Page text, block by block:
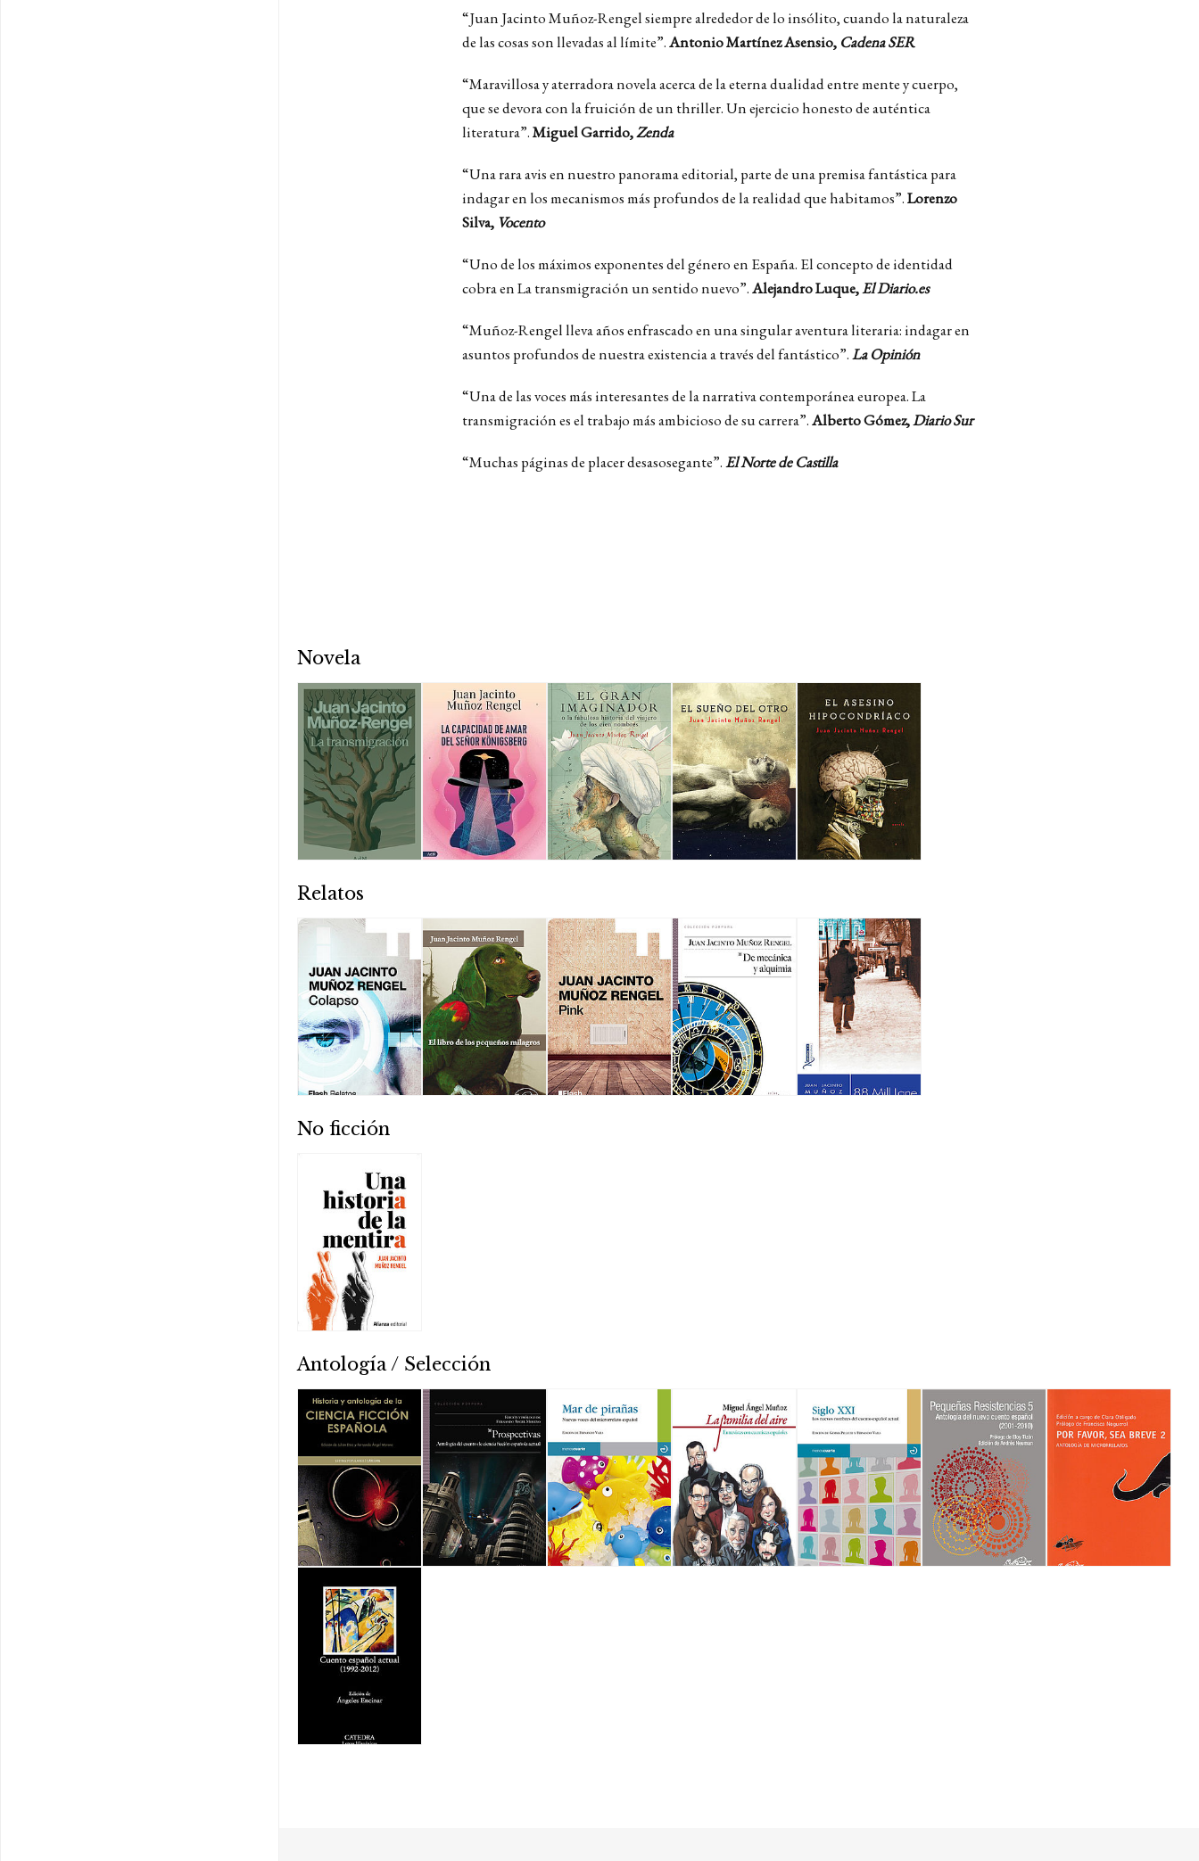
“Juan Jacinto Muñoz-Rengel siempre alrededor de lo insólito, cuando la naturaleza
de las cosas son llevadas al límite”.Antonio Martínez Asensio, Cadena SER
“Maravillosa y aterradora novela acerca de la eterna dualidad entre mente y cuerpo,
que se devora con la fruición de un thriller. Un ejercicio honesto de auténtica
literatura”.Miguel Garrido,Zenda
“Una rara avis en nuestro panorama editorial, parte de una premisa fantástica para
indagar en los mecanismos más profundos de la realidad que habitamos”.Lorenzo
Silva, Vocento
“Uno de los máximos exponentes del género en España. El concepto de identidad
cobra en La transmigración un sentido nuevo”.Alejandro Luque,El Diario.es
“Muñoz-Rengel lleva años enfrascado en una singular aventura literaria: indagar en
asuntos profundos de nuestra existencia a través del fantástico”.La Opinión
“Una de las voces más interesantes de la narrativa contemporánea europea. La
transmigración es el trabajo más ambicioso de su carrera”.Alberto Gómez,Diario Sur
“Muchas páginas de placer desasosegante”.El Norte de Castilla
Novela
Relatos
No ficción
Antología / Selección